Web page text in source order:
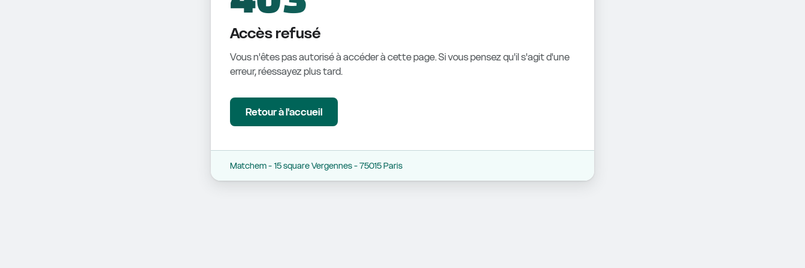
Accès refusé
Vous n'êtes pas autorisé à accéder à cette page. Si vous pensez qu'il s'agit d'une
erreur, réessayez plus tard.
Retour à l'accueil
Matchem - 15 square Vergennes - 75015 Paris